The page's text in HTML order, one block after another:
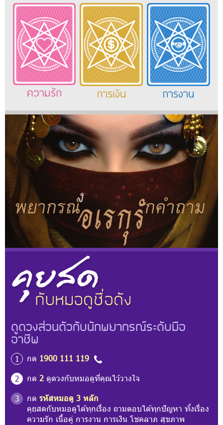
ความรัก การเงิน การงาน
ดูดวงส่วนตัวกับนักพยากรณ์ระดับมือ
อาชีพ
1 กด 1900 111 119
2
กด 2 ดูดวงกับหมอดูที่คุณไว้วางใจ
3
กด รหัสหมอดู 3 หลัก
คุยสดกับหมอดูได้ทุกเรื่อง ถามตอบได้ทุกปัญหา ทั้งเรื่อง
ความรัก เนื้อคู่ การงาน การเงิน โชคลาภ สุขภาพ